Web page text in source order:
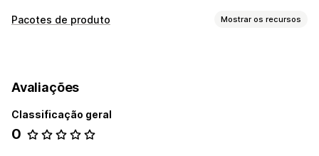
Tipos de descontos
Acionadores e regras
Pacotes de produto Mostrar os recursos
Preços que você pode definir
Preços em massa
Avaliações
Classificação geral
0